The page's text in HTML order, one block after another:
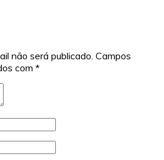
não será publicado. Campos
com *